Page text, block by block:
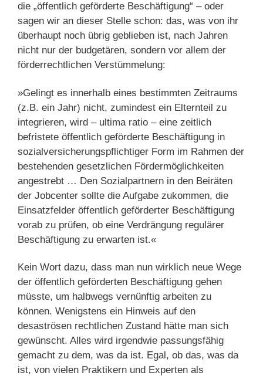
die „öffentlich geförderte Beschäftigung“ – oder
sagen wir an dieser Stelle schon: das, was von ihr
überhaupt noch übrig geblieben ist, nach Jahren
nicht nur der budgetären, sondern vor allem der
förderrechtlichen Verstümmelung:
»Gelingt es innerhalb eines bestimmten Zeitraums
(z.B. ein Jahr) nicht, zumindest ein Elternteil zu
integrieren, wird – ultima ratio – eine zeitlich
befristete öffentlich geförderte Beschäftigung in
sozialversicherungspflichtiger Form im Rahmen der
bestehenden gesetzlichen Fördermöglichkeiten
angestrebt … Den Sozialpartnern in den Beiräten
der Jobcenter sollte die Aufgabe zukommen, die
Einsatzfelder öffentlich geförderter Beschäftigung
vorab zu prüfen, ob eine Verdrängung regulärer
Beschäftigung zu erwarten ist.«
Kein Wort dazu, dass man nun wirklich neue Wege
der öffentlich geförderten Beschäftigung gehen
müsste, um halbwegs vernünftig arbeiten zu
können. Wenigstens ein Hinweis auf den
desaströsen rechtlichen Zustand hätte man sich
gewünscht. Alles wird irgendwie passungsfähig
gemacht zu dem, was da ist. Egal, ob das, was da
ist, von vielen Praktikern und Experten als